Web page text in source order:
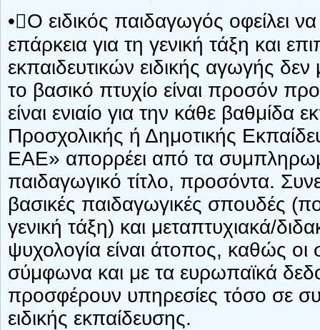
•Ο ειδικός παιδαγωγός οφείλει
επάρκεια για τη γενική τάξη και
εκπαιδευτικών ειδικής αγωγής
το βασικό πτυχίο είναι προσόν
είναι ενιαίο για την κάθε βαθμίδα
Προσχολικής ή Δημοτικής
ΕΑΕ» απορρέει από τα
παιδαγωγικό τίτλο, προσόντα.
βασικές παιδαγωγικές σπουδές
γενική τάξη) και μεταπτυχιακά/
ψυχολογία είναι άτοπος, καθώς οι
σύμφωνα και με τα ευρωπαϊκά
προσφέρουν υπηρεσίες τόσο σε
ειδικής εκπαίδευσης.